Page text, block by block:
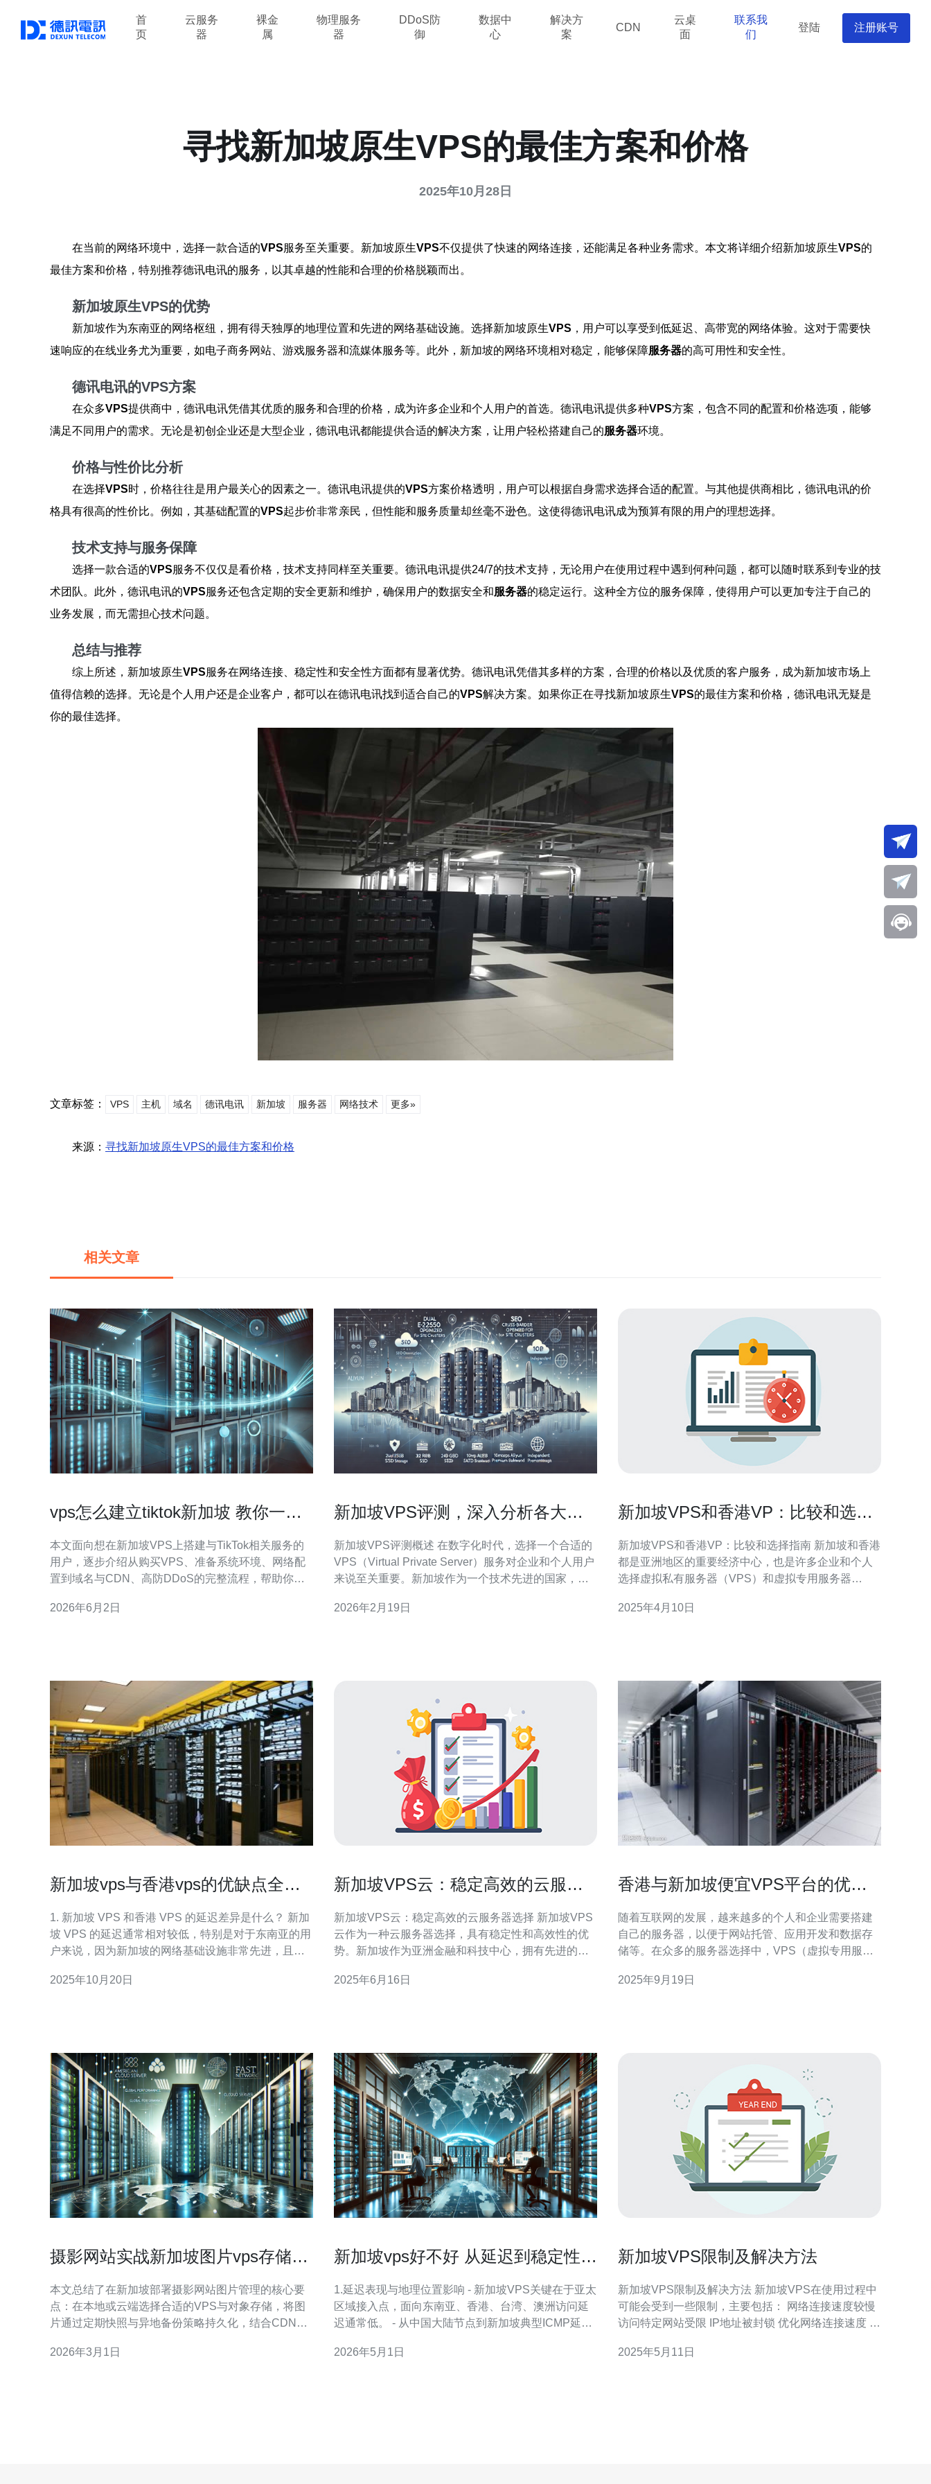
首
页
云服务
器
裸金
属
物理服务
器
DDoS防
御
数据中
心
解决方
案
CDN
云桌
面
联系我
们
登陆 注册账号
寻找新加坡原生VPS的最佳方案和价格
2025年10月28日
在当前的网络环境中，选择一款合适的VPS服务至关重要。新加坡原生VPS不仅提供了快速的网络连接，还能满足各种业务需求。本文将详细介绍新加坡原生VPS的
最佳方案和价格，特别推荐德讯电讯的服务，以其卓越的性能和合理的价格脱颖而出。
新加坡原生VPS的优势
新加坡作为东南亚的网络枢纽，拥有得天独厚的地理位置和先进的网络基础设施。选择新加坡原生VPS ，用户可以享受到低延迟、高带宽的网络体验。这对于需要快
速响应的在线业务尤为重要，如电子商务网站、游戏服务器和流媒体服务等。此外，新加坡的网络环境相对稳定，能够保障服务器的高可用性和安全性。
德讯电讯的VPS方案
在众多VPS提供商中，德讯电讯凭借其优质的服务和合理的价格，成为许多企业和个人用户的首选。德讯电讯提供多种VPS方案，包含不同的配置和价格选项，能够
满足不同用户的需求。无论是初创企业还是大型企业，德讯电讯都能提供合适的解决方案，让用户轻松搭建自己的服务器环境。
价格与性价比分析
在选择VPS时，价格往往是用户最关心的因素之一。德讯电讯提供的VPS方案价格透明，用户可以根据自身需求选择合适的配置。与其他提供商相比，德讯电讯的价
格具有很高的性价比。例如，其基础配置的VPS起步价非常亲民，但性能和服务质量却丝毫不逊色。这使得德讯电讯成为预算有限的用户的理想选择。
技术支持与服务保障
选择一款合适的VPS服务不仅仅是看价格，技术支持同样至关重要。德讯电讯提供24/7的技术支持，无论用户在使用过程中遇到何种问题，都可以随时联系到专业的技
术团队。此外，德讯电讯的VPS服务还包含定期的安全更新和维护，确保用户的数据安全和服务器的稳定运行。这种全方位的服务保障，使得用户可以更加专注于自己的
业务发展，而无需担心技术问题。
总结与推荐
综上所述，新加坡原生VPS服务在网络连接、稳定性和安全性方面都有显著优势。德讯电讯凭借其多样的方案，合理的价格以及优质的客户服务，成为新加坡市场上
值得信赖的选择。无论是个人用户还是企业客户，都可以在德讯电讯找到适合自己的VPS解决方案。如果你正在寻找新加坡原生VPS的最佳方案和价格，德讯电讯无疑是
你的最佳选择。
文章标签： VPS 主机 域名 德讯电讯 新加坡 服务器 网络技术 更多»
来源： 寻找新加坡原生VPS的最佳方案和价格
相关文章
vps怎么建立tiktok新加坡 教你一步
本文面向想在新加坡VPS上搭建与TikTok相关服务的
用户，逐步介绍从购买VPS、准备系统环境、网络配
置到域名与CDN、高防DDoS的完整流程，帮助你建
坡VPS。优先考虑数据中心位于新加坡或邻近区域的
2026年6月2日
新加坡VPS评测，深入分析各大品
新加坡VPS评测概述 在数字化时代，选择一个合适的
VPS（Virtual Private Server）服务对企业和个人用户
来说至关重要。新加坡作为一个技术先进的国家，拥
上几大主流VPS品牌的性能进行深入分析，帮助您做
2026年2月19日
新加坡VPS和香港VP：比较和选择
新加坡VPS和香港VP：比较和选择指南 新加坡和香港
都是亚洲地区的重要经济中心，也是许多企业和个人
选择虚拟私有服务器（VPS）和虚拟专用服务器
VP的优势和劣势，以帮助您在选择时做出明智的决
2025年4月10日
新加坡vps与香港vps的优缺点全面
1. 新加坡 VPS 和香港 VPS 的延迟差异是什么？ 新加
坡 VPS 的延迟通常相对较低，特别是对于东南亚的用
户来说，因为新加坡的网络基础设施非常先进，且地
延迟可能会相对较小，这使得其在服务中国市场时具
2025年10月20日
新加坡VPS云：稳定高效的云服务
新加坡VPS云：稳定高效的云服务器选择 新加坡VPS
云作为一种云服务器选择，具有稳定性和高效性的优
势。新加坡作为亚洲金融和科技中心，拥有先进的网
选择云服务器时，稳定性和高效性是用户首要考虑的
2025年6月16日
香港与新加坡便宜VPS平台的优劣
随着互联网的发展，越来越多的个人和企业需要搭建
自己的服务器，以便于网站托管、应用开发和数据存
储等。在众多的服务器选择中，VPS（虚拟专用服务
是香港和新加坡，作为亚太地区的重要网络枢纽，提
2025年9月19日
摄影网站实战新加坡图片vps存储备
本文总结了在新加坡部署摄影网站图片管理的核心要
点：在本地或云端选择合适的VPS与对象存储，将图
片通过定期快照与异地备份策略持久化，结合CDN提
源，同时布署DDoS防御与监控报警，实现高可用与安
2026年3月1日
新加坡vps好不好 从延迟到稳定性全
1.延迟表现与地理位置影响 - 新加坡VPS关键在于亚太
区域接入点，面向东南亚、香港、台湾、澳洲访问延
迟通常低。 - 从中国大陆节点到新加坡典型ICMP延
运营商不同）。 - 实测HTTP TTFB：对新加坡VPS的
2026年5月1日
新加坡VPS限制及解决方法
新加坡VPS限制及解决方法 新加坡VPS在使用过程中
可能会受到一些限制，主要包括： 网络连接速度较慢
访问特定网站受限 IP地址被封锁 优化网络连接速度 提
2025年5月11日